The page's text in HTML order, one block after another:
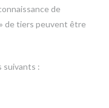
de
de tiers peuvent être
suivants :